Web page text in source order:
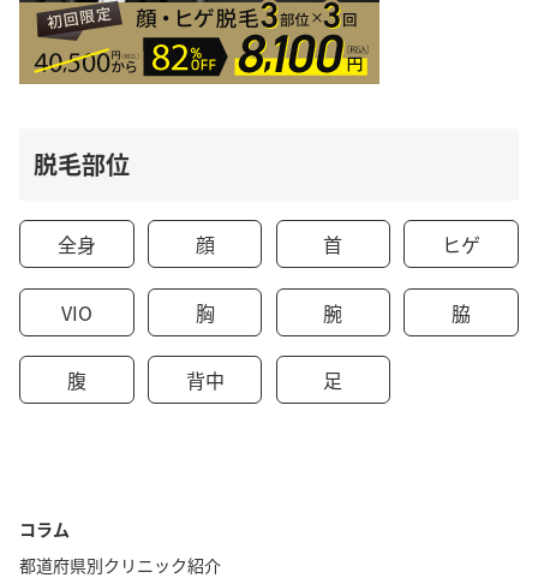
脱毛部位
全身 顔 首 ヒゲ
VIO 胸 腕 脇
腹 背中 足
コラム
都道府県別クリニック紹介